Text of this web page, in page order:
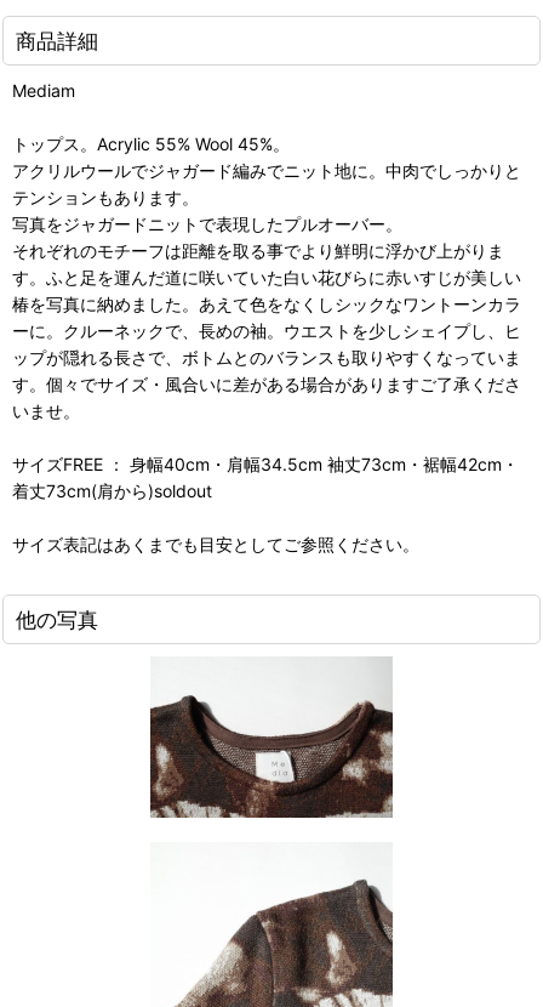
商品詳細
Mediam
トップス。Acrylic 55% Wool 45%。
アクリルウールでジャガード編みでニット地に。中肉でしっかりと
テンションもあります。
写真をジャガードニットで表現したプルオーバー。
それぞれのモチーフは距離を取る事でより鮮明に浮かび上がりま
す。ふと足を運んだ道に咲いていた白い花びらに赤いすじが美しい
椿を写真に納めました。あえて色をなくしシックなワントーンカラ
ーに。クルーネックで、長めの袖。ウエストを少しシェイプし、ヒ
ップが隠れる長さで、ボトムとのバランスも取りやすくなっていま
す。個々でサイズ・風合いに差がある場合がありますご了承くださ
いませ。
サイズFREE ： 身幅40cm・肩幅34.5cm 袖丈73cm・裾幅42cm・
着丈73cm(肩から)soldout
サイズ表記はあくまでも目安としてご参照ください。
他の写真